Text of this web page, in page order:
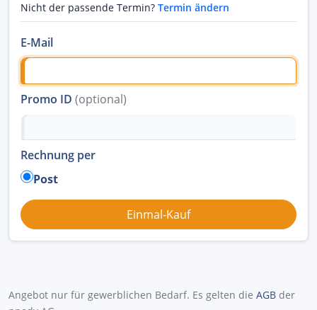
Nicht der passende Termin? Termin ändern
E-Mail
Promo ID (optional)
Rechnung per
Post
Angebot nur für gewerblichen Bedarf. Es gelten die AGB der